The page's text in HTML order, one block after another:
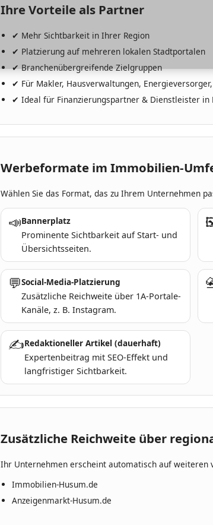
Ihre Vorteile als Partner
✔ Mehr Sichtbarkeit in Ihrer Region
✔ Platzierung auf mehreren lokalen Stadtportalen
✔Branchenübergreifende Zielgruppen
✔ Für Makler, Hausverwaltungen,
✔Ideal für Finanzierungspartner & Dienstleister in
Werbeformate im Immobilien-
Wählen Sie das Format, das zu Ihrem Unternehmen
📣Bannerplatz
Prominente Sichtbarkeit auf Start- und
Übersichtsseiten.
💬Social-Media-Platzierung
Zusätzliche Reichweite über 1A-Portale-
Kanäle, z. B. Instagram.
✍Redaktioneller Artikel (dauerhaft)
Expertenbeitrag mit SEO-Effekt und
langfristiger Sichtbarkeit.
Zusätzliche Reichweite über
Ihr Unternehmen erscheint automatisch auf weiteren
Immobilien-Husum.de
Anzeigenmarkt-Husum.de